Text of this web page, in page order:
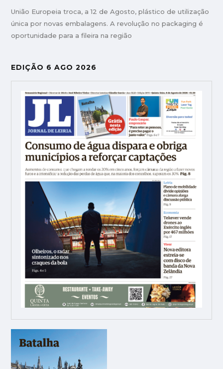
União Europeia troca, a 12 de Agosto, plástico de utilização
única por novas embalagens. A revolução no packaging é
oportunidade para a fileira na região
EDIÇÃO 6 AGO 2026